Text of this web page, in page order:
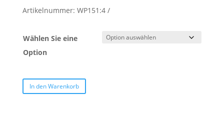
Artikelnummer: WP151:4
Wählen Sie eine
Option
In den Warenkorb